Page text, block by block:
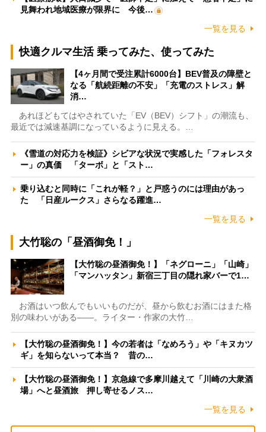
見舞われ地域医療が限界に 今後…
一覧を見る
快適クルマ生活 乗ってみた、使ってみた
【4ヶ月間で受注累計6000台】BEV普及の障壁と
なる「航続距離の不安」「充電のストレス」解
消…
あれほどもてはやされていた「EV（BEV）シフト」の潮流も、
最近では減速基調になっているように見える。…
《雪道の対応力を検証》シビアな状況で実感した「フォレスタ
ー」の真価 「ターボ」と「スト…
乗り込むと同時に「これが軽？」と戸惑うのには理由があっ
た 「日産ルークス」さらなる躍進…
一覧を見る
大竹聡の「昼酒御免！」
【大竹聡の昼酒御免！】「ネグローニ」「山崎」
「マンハッタン」新宿三丁目の隠れ家バーで1…
お酒はいつ飲んでもいいものだが、昼から飲むお酒にはまた格
別の味わいがある――。ライター・作家の大竹…
【大竹聡の昼酒御免！】今の若者は「なめろう」や「キヌカツ
ギ」を知らないって本当？ 昔の…
【大竹聡の昼酒御免！】京急線で多摩川越えて「川崎の大衆酒
場」へと昼酒旅 押し寄せるノス…
一覧を見る